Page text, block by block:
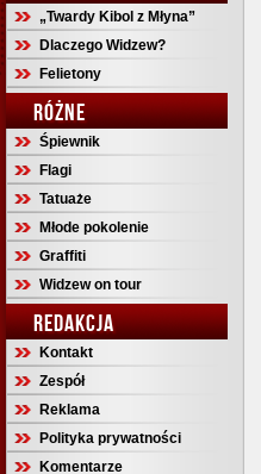
„Twardy Kibol z Młyna”
Dlaczego Widzew?
Felietony
RÓŻNE
Śpiewnik
Flagi
Tatuaże
Młode pokolenie
Graffiti
Widzew on tour
REDAKCJA
Kontakt
Zespół
Reklama
Polityka prywatności
Komentarze